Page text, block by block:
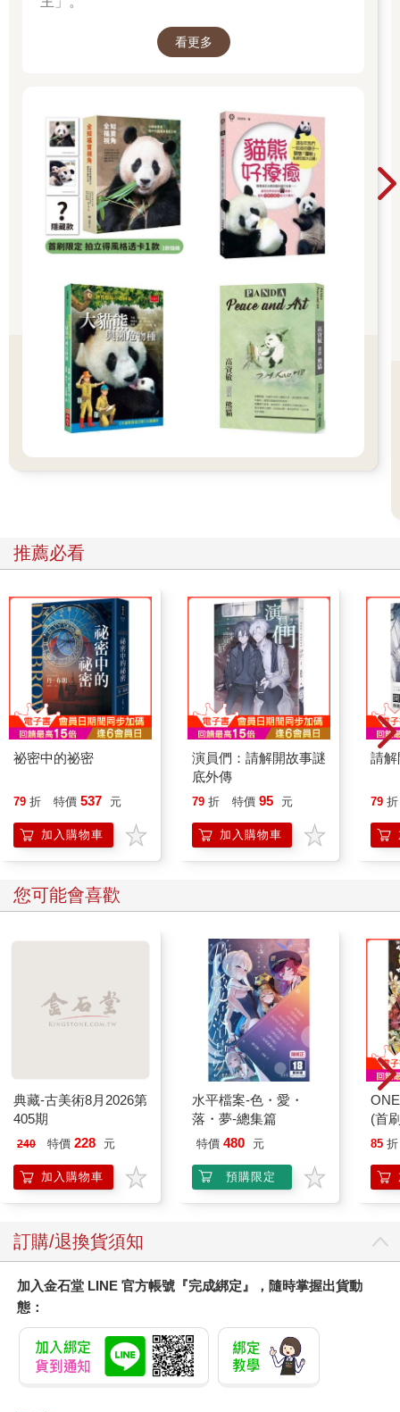
看更多
推薦必看
祕密中的祕密
79 折 特價 537 元
加入購物車
演員們：請解開故事謎
底外傳
79 折 特價 95 元
加入購物車
請解
79 折
您可能會喜歡
典藏-古美術8月2026第
405期
240 特價 228 元
加入購物車
水平檔案-色・愛・
落・夢-總集篇
特價 480 元
預購限定
(首
85 折
訂購/退換貨須知
加入金石堂 LINE 官方帳號『完成綁定』，隨時掌握出貨動
態：